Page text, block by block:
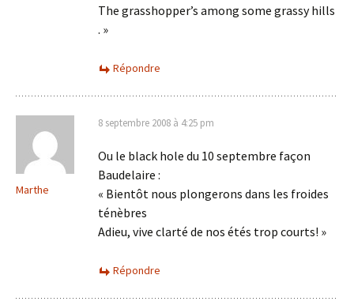
The grasshopper’s among some grassy hills
. »
Répondre
Marthe
8 septembre 2008 à 4:25 pm
Ou le black hole du 10 septembre façon
Baudelaire :
« Bientôt nous plongerons dans les froides
ténèbres
Adieu, vive clarté de nos étés trop courts! »
Répondre